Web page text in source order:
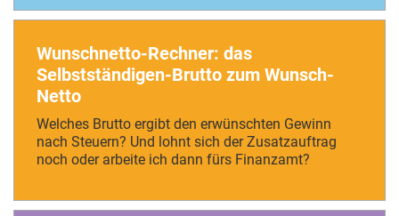
Wunschnetto-Rechner: das
Selbstständigen-Brutto zum Wunsch-
Netto
Welches Brutto ergibt den erwünschten Gewinn
nach Steuern? Und lohnt sich der Zusatzauftrag
noch oder arbeite ich dann fürs Finanzamt?